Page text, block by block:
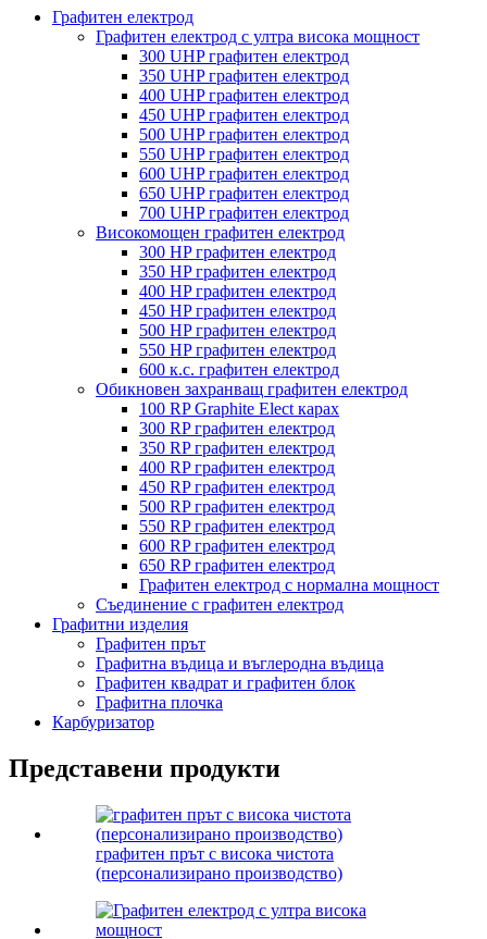
Графитен електрод
Графитен електрод с ултра висока мощност
300 UHP графитен електрод
350 UHP графитен електрод
400 UHP графитен електрод
450 UHP графитен електрод
500 UHP графитен електрод
550 UHP графитен електрод
600 UHP графитен електрод
650 UHP графитен електрод
700 UHP графитен електрод
Високомощен графитен електрод
300 HP графитен електрод
350 HP графитен електрод
400 HP графитен електрод
450 HP графитен електрод
500 HP графитен електрод
550 HP графитен електрод
600 к.с. графитен електрод
Обикновен захранващ графитен електрод
100 RP Graphite Elect карах
300 RP графитен електрод
350 RP графитен електрод
400 RP графитен електрод
450 RP графитен електрод
500 RP графитен електрод
550 RP графитен електрод
600 RP графитен електрод
650 RP графитен електрод
Графитен електрод с нормална мощност
Съединение с графитен електрод
Графитни изделия
Графитен прът
Графитна въдица и въглеродна въдица
Графитен квадрат и графитен блок
Графитна плочка
Карбуризатор
Представени продукти
графитен прът с висока чистота
(персонализирано производство)